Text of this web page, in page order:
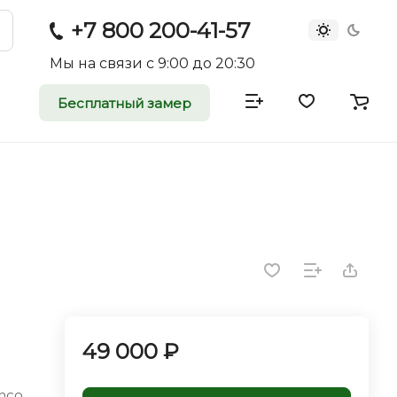
+7 800 200-41-57
Мы на связи с 9:00 до 20:30
Бесплатный замер
49 000 ₽
и